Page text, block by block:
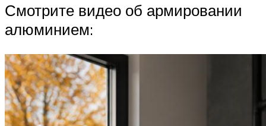
Смотрите видео об армировании
алюминием: